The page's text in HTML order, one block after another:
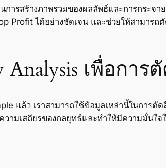
ารสร้างภาพรวมของผลลัพธ์และการกระจ
Profit ได้อย่างชัดเจน และช่วยให้สามารถ
Analysis เพื่อกา
แล้ว เราสามารถใช้ข้อมูลเหล่านี้ในการตั
ามเสถียรของกลยุทธ์และทำให้มีความมั่นใ